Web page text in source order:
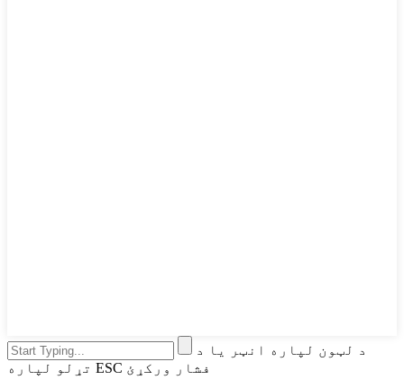
د لټون لپاره انټر یا د
تړلو لپاره ESC فشار ورکړئ